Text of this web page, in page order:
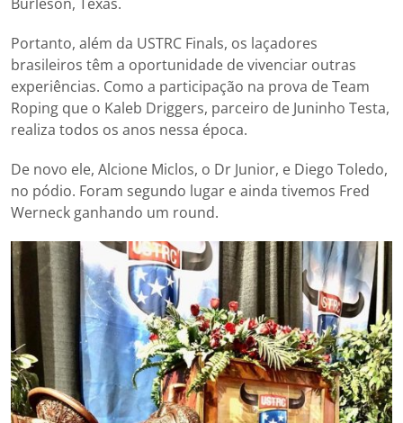
Portanto, além da USTRC Finals, os laçadores
brasileiros têm a oportunidade de vivenciar outras
experiências. Como a participação na prova de Team
Roping que o Kaleb Driggers, parceiro de Juninho Testa,
realiza todos os anos nessa época.
De novo ele, Alcione Miclos, o Dr Junior, e Diego Toledo,
no pódio. Foram segundo lugar e ainda tivemos Fred
Werneck ganhando um round.